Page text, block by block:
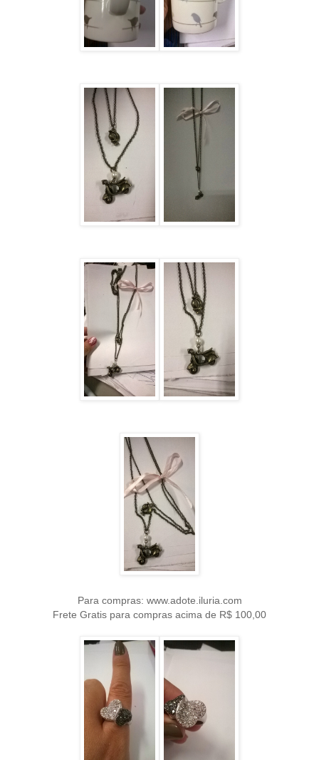
Para compras: www.adote.iluria.com
Frete Gratis para compras acima de R$ 100,00